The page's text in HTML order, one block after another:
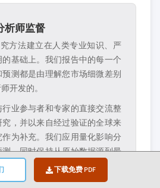
下载免费 PDF
析师监督
方法建立在人类专业知识、严
基础上。我们报告中的每一个
测都是由理解您市场细微差别
开发的。
业参与者和专家的直接交流整
，并以来自经过验证的全球来
为补充。我们应用量化影响分
，同时保持从原始数据源到最
性。